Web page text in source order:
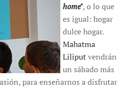
home", o lo que
es igual: hogar
dulce hogar.
Mahatma
Liliputvendrán
un sábado más
para enseñarnos a disfrutar